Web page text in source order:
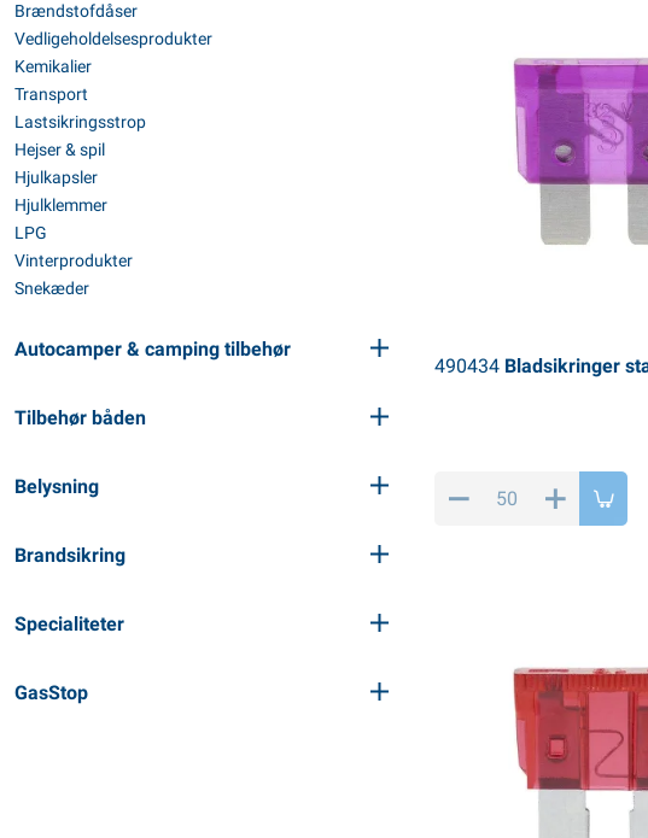
Brændstofdåser
Vedligeholdelsesprodukter
Kemikalier
Transport
Lastsikringsstrop
Hejser & spil
Hjulkapsler
Hjulklemmer
LPG
Vinterprodukter
Snekæder
Autocamper & camping tilbehør
Tilbehør båden
Belysning
Brandsikring
Specialiteter
GasStop
490434Bladsikringer